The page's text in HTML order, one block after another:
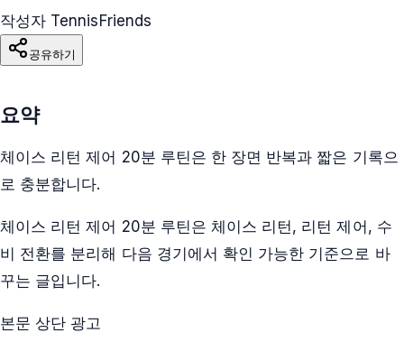
작성자 TennisFriends
공유하기
요약
체이스 리턴 제어 20분 루틴은 한 장면 반복과 짧은 기록으
로 충분합니다.
체이스 리턴 제어 20분 루틴은 체이스 리턴, 리턴 제어, 수
비 전환를 분리해 다음 경기에서 확인 가능한 기준으로 바
꾸는 글입니다.
본문 상단 광고